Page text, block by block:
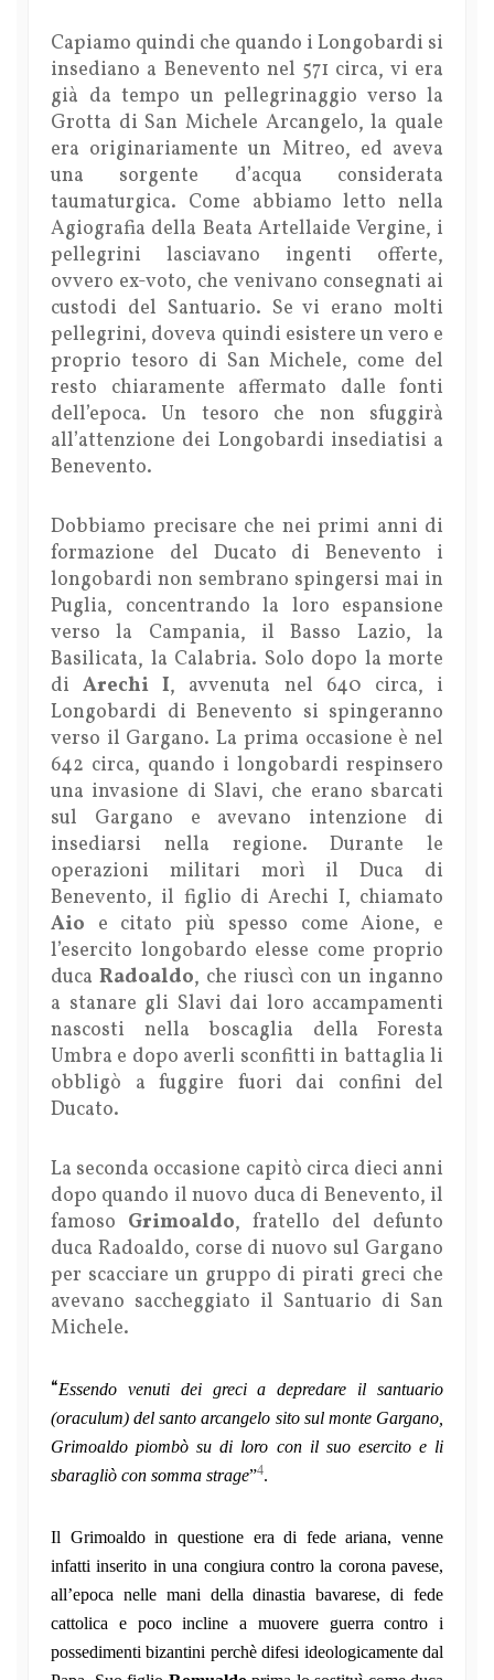
Capiamo quindi che quando i Longobardi si
insediano a Benevento nel 571 circa, vi era
già da tempo un pellegrinaggio verso la
Grotta di San Michele Arcangelo, la quale
era originariamente un Mitreo, ed aveva
una sorgente d’acqua considerata
taumaturgica. Come abbiamo letto nella
Agiografia della Beata Artellaide Vergine, i
pellegrini lasciavano ingenti offerte,
ovvero ex-voto, che venivano consegnati ai
custodi del Santuario. Se vi erano molti
pellegrini, doveva quindi esistere un vero e
proprio tesoro di San Michele, come del
resto chiaramente affermato dalle fonti
dell’epoca. Un tesoro che non sfuggirà
all’attenzione dei Longobardi insediatisi a
Benevento.
Dobbiamo precisare che nei primi anni di
formazione del Ducato di Benevento i
longobardi non sembrano spingersi mai in
Puglia, concentrando la loro espansione
verso la Campania, il Basso Lazio, la
Basilicata, la Calabria. Solo dopo la morte
di Arechi I, avvenuta nel 640 circa, i
Longobardi di Benevento si spingeranno
verso il Gargano. La prima occasione è nel
642 circa, quando i longobardi respinsero
una invasione di Slavi, che erano sbarcati
sul Gargano e avevano intenzione di
insediarsi nella regione. Durante le
operazioni militari morì il Duca di
Benevento, il figlio di Arechi I, chiamato
Aio e citato più spesso come Aione, e
l’esercito longobardo elesse come proprio
duca Radoaldo, che riuscì con un inganno
a stanare gli Slavi dai loro accampamenti
nascosti nella boscaglia della Foresta
Umbra e dopo averli sconfitti in battaglia li
obbligò a fuggire fuori dai confini del
Ducato.
La seconda occasione capitò circa dieci anni
dopo quando il nuovo duca di Benevento, il
famoso Grimoaldo, fratello del defunto
duca Radoaldo, corse di nuovo sul Gargano
per scacciare un gruppo di pirati greci che
avevano saccheggiato il Santuario di San
Michele.
“Essendo venuti dei greci a depredare il santuario
(oraculum) del santo arcangelo sito sul monte Gargano,
Grimoaldo piombò su di loro con il suo esercito e li
sbaragliò con somma strage”4.
Il Grimoaldo in questione era di fede ariana, venne
infatti inserito in una congiura contro la corona pavese,
all’epoca nelle mani della dinastia bavarese, di fede
cattolica e poco incline a muovere guerra contro i
possedimenti bizantini perchè difesi ideologicamente dal